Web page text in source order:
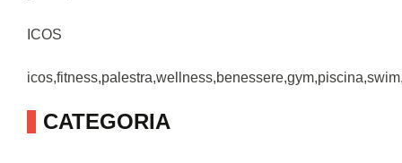
ICOS
CATEGORIA